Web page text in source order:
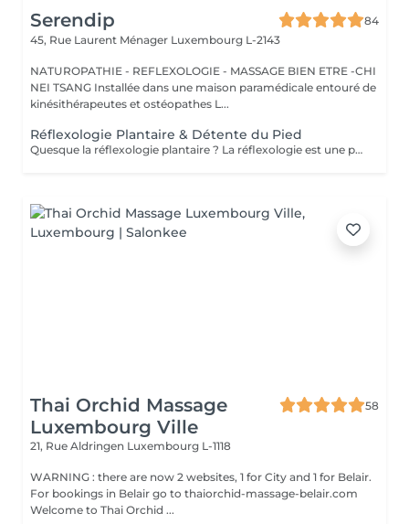
Serendip
84
45, Rue Laurent Ménager Luxembourg L-2143
NATUROPATHIE - REFLEXOLOGIE - MASSAGE BIEN ETRE -CHI
NEI TSANG Installée dans une maison paramédicale entouré de
kinésithérapeutes et ostéopathes L...
Réflexologie Plantaire & Détente du Pied
Quesque la réflexologie plantaire ? La réflexologie est une pratique manuelle ancestrale qui stimule la capacité de tout être humain à l'auto-guérison. La réflexologie a pour objectif de stimuler les capacités d'auto régulation du corps. Ainsi, la pression dynamique exercée sur une zone spécifique (zone réflexe) provoque un effet thérapeutique sur l 'organe correspondant.. La réflexologie est indiquée concernant les troubles d'ordre fonctionnel : gestion du stress, maux de dos, troubles digestifs, migraines, troubles du sommeil, sinusite, douleurs de règles, trouble urinaire, douleurs articulaires... En travaillant sur les points réflexes on peut : . Rétablir le mouvement énergétique . Dissoudre les cristaux qui entravent la circulation énergétique et libérer ainsi l'énergie à travers l'organisme . Améliorer la circulation sanguine . Rétablir le bon fonctionnement organique ,nerveux et glandulaire . Rééquilibrer l'ortho et le parasympathique . Relaxation physique et psychologique Attention il n'y as pas de diagnostic , ce ne sont que des bilans énergétiques .
Thai Orchid Massage
Luxembourg Ville
58
21, Rue Aldringen Luxembourg L-1118
WARNING : there are now 2 websites, 1 for City and 1 for Belair.
For bookings in Belair go to thaiorchid-massage-belair.com
Welcome to Thai Orchid ...